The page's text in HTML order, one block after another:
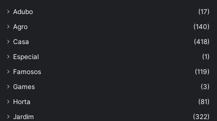
Adubo
(17)
Agro
(140)
Casa
(418)
Especial
(1)
Famosos
(119)
Games
(3)
Horta
(81)
Jardim
(322)